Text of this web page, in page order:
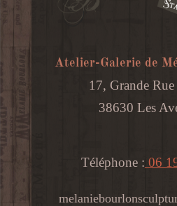
Atelier-Galerie de
17, Grande
38630 Les
Téléphone : 06